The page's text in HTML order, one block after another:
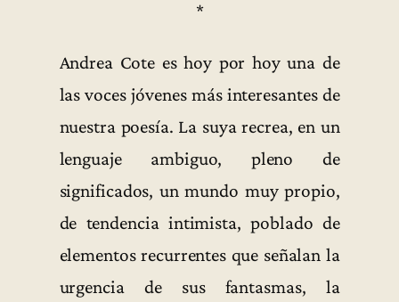
*
Andrea Cote es hoy por hoy una de
las voces jóvenes más interesantes de
nuestra poesía. La suya recrea, en un
lenguaje ambiguo, pleno de
significados, un mundo muy propio,
de tendencia intimista, poblado de
elementos recurrentes que señalan la
urgencia de sus fantasmas, la